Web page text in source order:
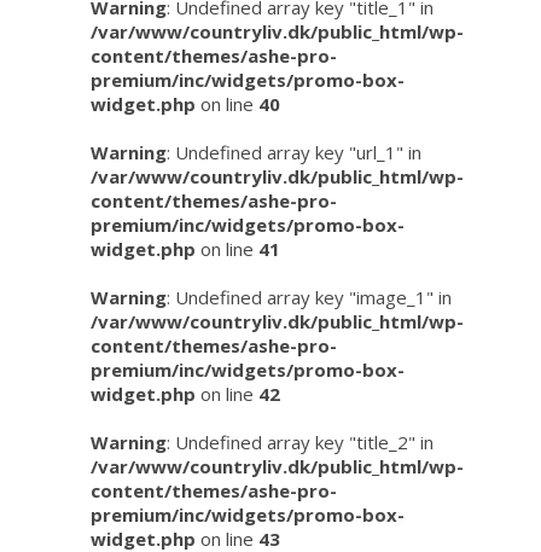
Warning: Undefined array key "title_1" in
/var/www/countryliv.dk/public_html/wp-
content/themes/ashe-pro-
premium/inc/widgets/promo-box-
widget.php on line 40
Warning: Undefined array key "url_1" in
/var/www/countryliv.dk/public_html/wp-
content/themes/ashe-pro-
premium/inc/widgets/promo-box-
widget.php on line 41
Warning: Undefined array key "image_1" in
/var/www/countryliv.dk/public_html/wp-
content/themes/ashe-pro-
premium/inc/widgets/promo-box-
widget.php on line 42
Warning: Undefined array key "title_2" in
/var/www/countryliv.dk/public_html/wp-
content/themes/ashe-pro-
premium/inc/widgets/promo-box-
widget.php on line 43